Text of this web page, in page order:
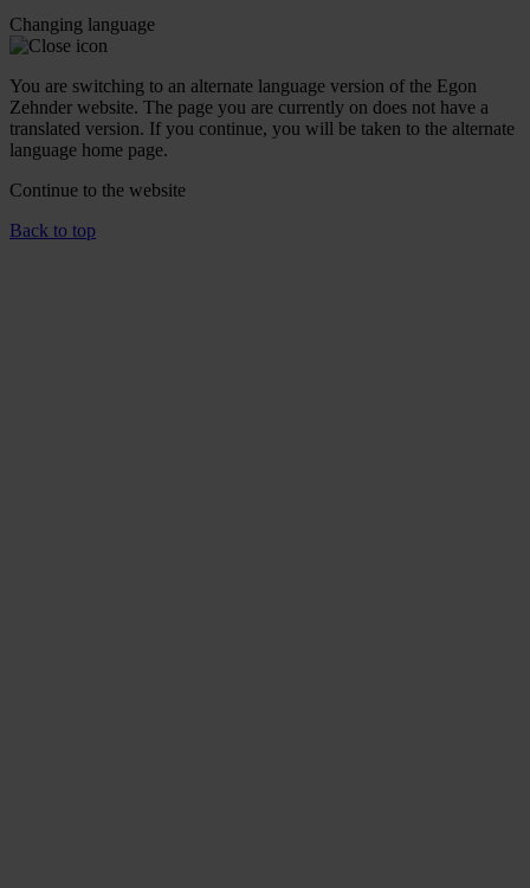
Changing language
You are switching to an alternate language version of the Egon
Zehnder website. The page you are currently on does not have a
translated version. If you continue, you will be taken to the alternate
language home page.
Continue to the website
Back to top